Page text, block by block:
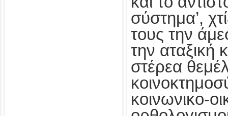
σύστημα’,
τους την
την αταξική
στέρεα
κοινωνικο-